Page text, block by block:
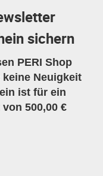
sichern
PERI Shop
Neuigkeit
ist für ein
500,00 €